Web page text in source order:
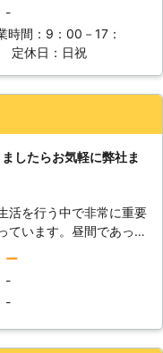
す。取り付け工事の前に
況を把握しておく必要
部屋
ますし、店舗照明などで
トで這わせるなどユニー
も可能です。街にあるカ
タイルでリビングやダイ
したいと考えている方も
なテーストの照明設備の
囲気にすることができま
照明工事一式は、電気工
ければお要望にそった満
工事ができます。
-
時間：9：00－17：
定休日：日祝
したらお気軽に弊社ま
活を行う中で非常に重要
ています。昼間であって
も多いのではないでしょ
配線は壁や天井などに隠
も多く、家のレイアウト
ー
-
-